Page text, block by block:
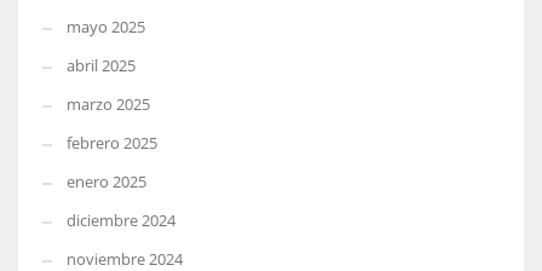
mayo 2025
abril 2025
marzo 2025
febrero 2025
enero 2025
diciembre 2024
noviembre 2024